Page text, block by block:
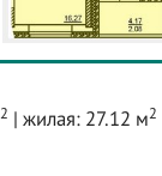
2 | жилая: 27.12 м2